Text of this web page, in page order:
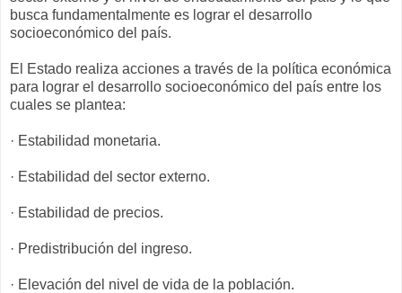
busca fundamentalmente es lograr el desarrollo
socioeconómico del país.
El Estado realiza acciones a través de la política económica
para lograr el desarrollo socioeconómico del país entre los
cuales se plantea:
· Estabilidad monetaria.
· Estabilidad del sector externo.
· Estabilidad de precios.
· Predistribución del ingreso.
· Elevación del nivel de vida de la población.